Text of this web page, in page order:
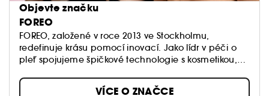
Objevte značku
FOREO
FOREO, založené v roce 2013 ve Stockholmu,
redefinuje krásu pomocí inovací. Jako lídr v péči o
pleť spojujeme špičkové technologie s kosmetikou,
o ni pečovat každý den.
VÍCE O ZNAČCE